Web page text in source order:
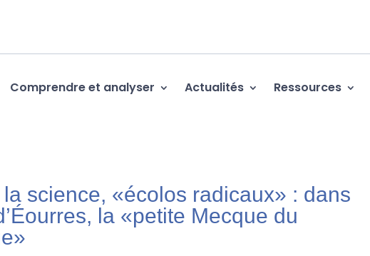
Comprendre et analyser Actualités Ressources
science, «écolos radicaux» : dans
la «petite Mecque du